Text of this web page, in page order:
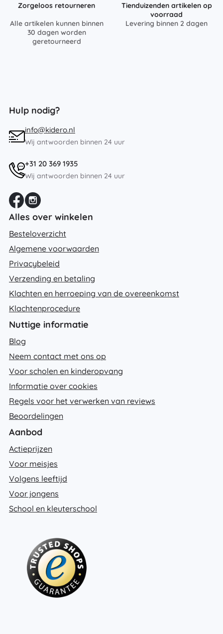
Zorgeloos retourneren
Alle artikelen kunnen binnen
30 dagen worden
geretourneerd
Tienduizenden artikelen op
voorraad
Levering binnen 2 dagen
Hulp nodig?
info@kidero.nl
Wij antwoorden binnen 24 uur
+31 20 369 1935
Wij antwoorden binnen 24 uur
Alles over winkelen
Besteloverzicht
Algemene voorwaarden
Privacybeleid
Verzending en betaling
Klachten en herroeping van de overeenkomst
Klachtenprocedure
Nuttige informatie
Blog
Neem contact met ons op
Voor scholen en kinderopvang
Informatie over cookies
Regels voor het verwerken van reviews
Beoordelingen
Aanbod
Actieprijzen
Voor meisjes
Volgens leeftijd
Voor jongens
School en kleuterschool